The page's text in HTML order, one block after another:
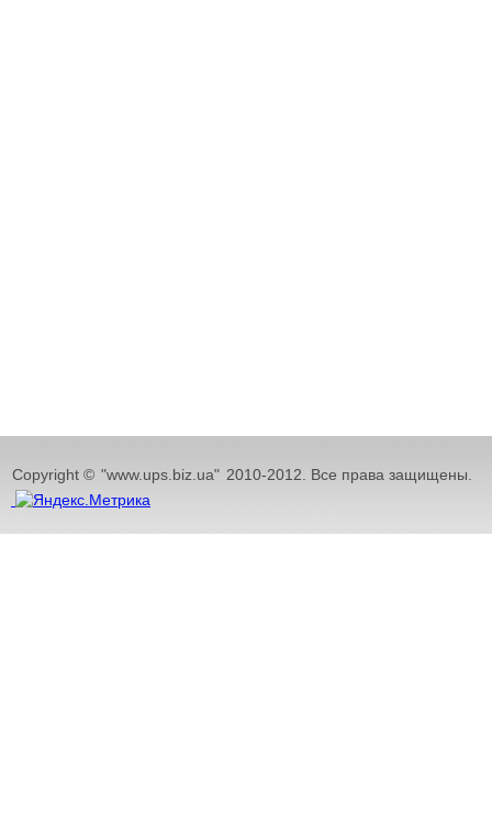
Copyright © "www.ups.biz.ua" 2010-2012. Все права защищены.